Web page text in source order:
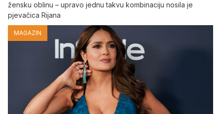
žensku oblinu – upravo jednu takvu kombinaciju nosila je
pjevačica Rijana
MAGAZIN